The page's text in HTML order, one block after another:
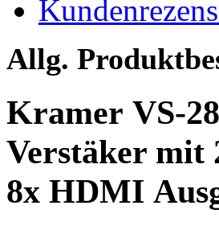
Allg.
Kramer VS-
Verstäker
8x HDMI